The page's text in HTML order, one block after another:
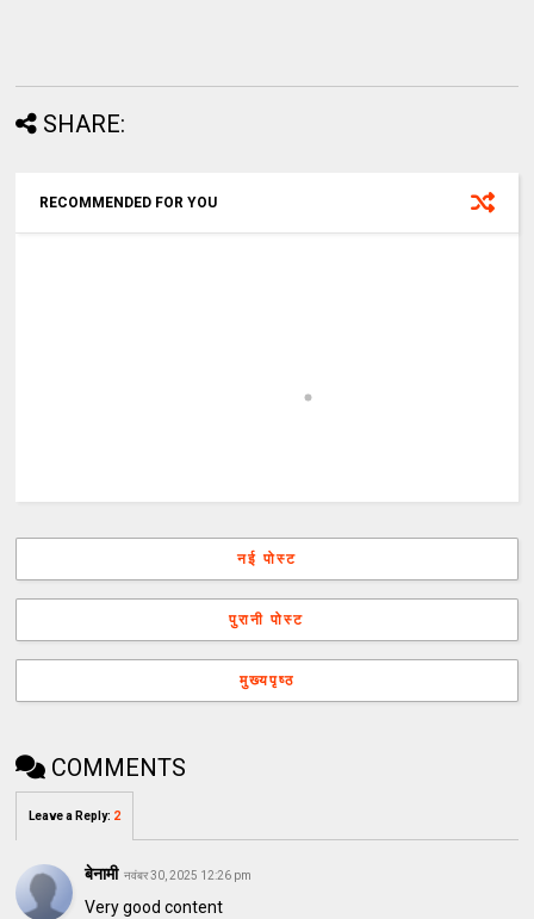
SHARE:
RECOMMENDED FOR YOU
नई पोस्ट
पुरानी पोस्ट
मुख्यपृष्ठ
COMMENTS
Leave a Reply: 2
बेनामी नवंबर 30, 2025 12:26 pm
Very good content